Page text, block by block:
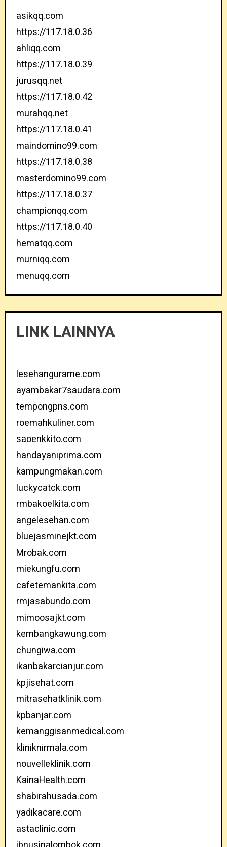
asikqq.com
https://117.18.0.36
ahliqq.com
https://117.18.0.39
jurusqq.net
https://117.18.0.42
murahqq.net
https://117.18.0.41
maindomino99.com
https://117.18.0.38
masterdomino99.com
https://117.18.0.37
championqq.com
https://117.18.0.40
hematqq.com
murniqq.com
menuqq.com
LINK LAINNYA
lesehangurame.com
ayambakar7saudara.com
tempongpns.com
roemahkuliner.com
saoenkkito.com
handayaniprima.com
kampungmakan.com
luckycatck.com
rmbakoelkita.com
angelesehan.com
bluejasminejkt.com
Mrobak.com
miekungfu.com
cafetemankita.com
rmjasabundo.com
mimoosajkt.com
kembangkawung.com
chungiwa.com
ikanbakarcianjur.com
kpjisehat.com
mitrasehatklinik.com
kpbanjar.com
kemanggisanmedical.com
kliniknirmala.com
nouvelleklinik.com
KainaHealth.com
shabirahusada.com
yadikacare.com
astaclinic.com